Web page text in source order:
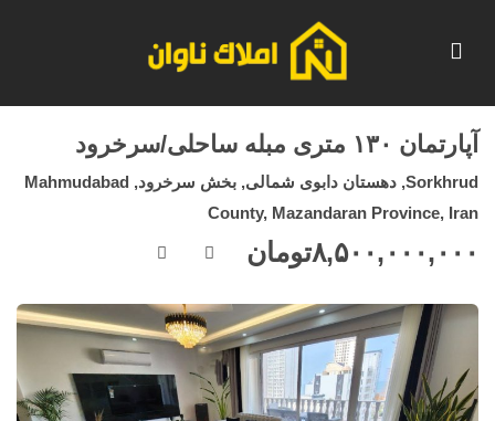
آپارتمان ۱۳۰ متری مبله ساحلی/سرخرود
Sorkhrud, دهستان دابوی شمالی, بخش سرخرود, Mahmudabad
County, Mazandaran Province, Iran
۸,۵۰۰,۰۰۰,۰۰۰تومان